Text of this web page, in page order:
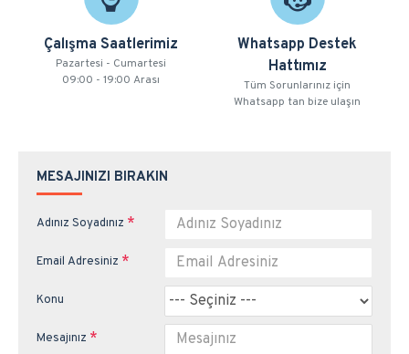
Çalışma Saatlerimiz
Pazartesi - Cumartesi
09:00 - 19:00 Arası
Whatsapp Destek
Hattımız
Tüm Sorunlarınız için
Whatsapp tan bize ulaşın
MESAJINIZI BIRAKIN
Adınız Soyadınız
Email Adresiniz
Konu
Mesajınız